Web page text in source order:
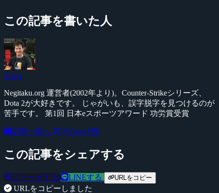
この記事を書いた人
Yossy
Negitaku.org 運営者(2002年より)。Counter-Strikeシリーズ、
Dota 2が大好きです。 じゃがいも、誤字脱字を見つけるのが
苦手です。 第1回 日本eスポーツアワード 功労賞受賞
記事一覧へ @YossyFPS
この記事をシェアする
ツイートする LINEする URLをコピー
URLをコピーしました